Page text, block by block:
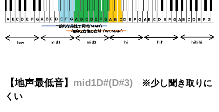
【地声最低音】 mid1D#(D#3) ※少し聞き取りに
くい